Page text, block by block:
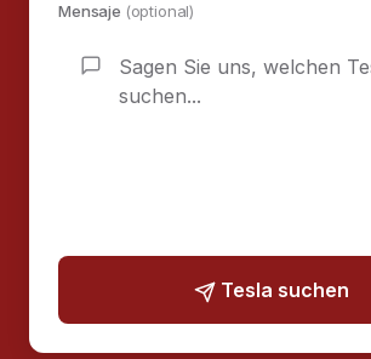
Mensaje (optional)
Tesla suchen